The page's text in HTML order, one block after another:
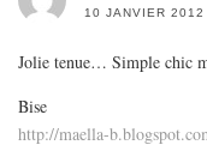
10 JANVIER
Jolie tenue… Simple chic
Bise
http://maella-